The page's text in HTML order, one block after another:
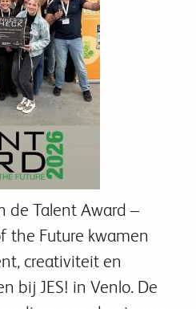
de Talent Award –
the Future kwamen
creativiteit en
bij JES! in Venlo. De